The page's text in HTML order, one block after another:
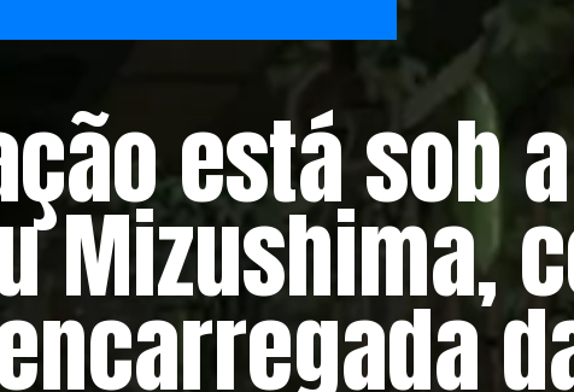
está sob
Mizushima,